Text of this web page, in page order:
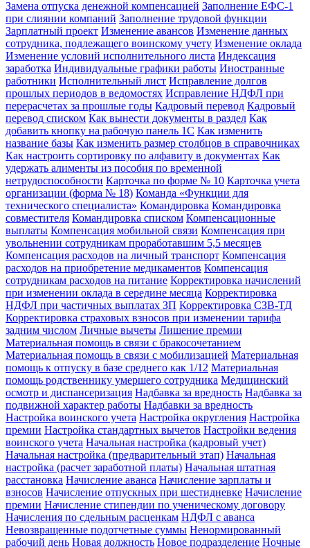
Замена отпуска денежной компенсацией Заполнение ЕФС-1
при слиянии компаний Заполнение трудовой функции
Зарплатный проект Изменение авансов Изменение данных
сотрудника, подлежащего воинскому учету Изменение оклада
Изменение условий исполнительного листа Индексация
заработка Индивидуальные графики работы Иностранные
работники Исполнительный лист Исправление долгов
прошлых периодов в ведомостях Исправление НДФЛ при
перерасчетах за прошлые годы Кадровый перевод Кадровый
перевод списком Как вынести документы в раздел Как
добавить кнопку на рабочую панель 1С Как изменить
название базы Как изменить размер столбцов в справочниках
Как настроить сортировку по алфавиту в документах Как
удержать алименты из пособия по временной
нетрудоспособности Карточка по форме № 10 Карточка учета
организации (форма № 18) Команда «Функции для
технического специалиста» Командировка Командировка
совместителя Командировка списком Компенсационные
выплаты Компенсация мобильной связи Компенсация при
увольнении сотрудникам проработавшим 5,5 месяцев
Компенсация расходов на личный транспорт Компенсация
расходов на приобретение медикаментов Компенсация
сотрудникам расходов на питание Корректировка начислений
при изменении оклада в середине месяца Корректировка
НДФЛ при частичных выплатах ЗП Корректировка СЗВ-ТД
Корректировка страховых взносов при изменении тарифа
задним числом Личные вычеты Лишение премии
Материальная помощь в связи с бракосочетанием
Материальная помощь в связи с мобилизацией Материальная
помощь к отпуску в базе среднего как 1/12 Материальная
помощь родственнику умершего сотрудника Медицинский
осмотр и диспансеризация Надбавка за вредность Надбавка за
подвижной характер работы Надбавки за вредность
Настройка воинского учета Настройка округления Настройка
премии Настройка стандартных вычетов Настройки ведения
воинского учета Начальная настройка (кадровый учет)
Начальная настройка (предварительный этап) Начальная
настройка (расчет заработной платы) Начальная штатная
расстановка Начисление аванса Начисление зарплаты и
взносов Начисление отпускных при шестидневке Начисление
премии Начисление стипендии по ученическому договору
Начисления по сдельным расценкам НДФЛ с аванса
Невозвращенные подотчетные суммы Ненормированный
рабочий день Новая должность Новое подразделение Ночные